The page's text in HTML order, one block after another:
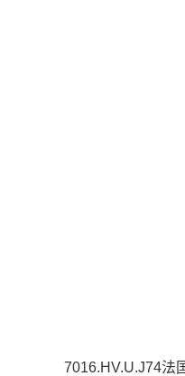
7016.HV.U.J74法